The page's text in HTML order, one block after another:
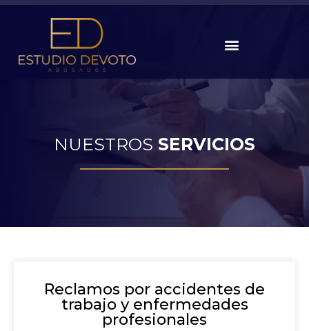
NUESTROS SERVICIOS
Reclamos por accidentes de
trabajo y enfermedades
profesionales